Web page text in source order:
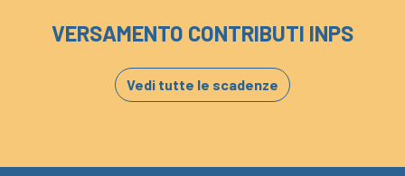
VERSAMENTO CONTRIBUTI INPS
Vedi tutte le scadenze